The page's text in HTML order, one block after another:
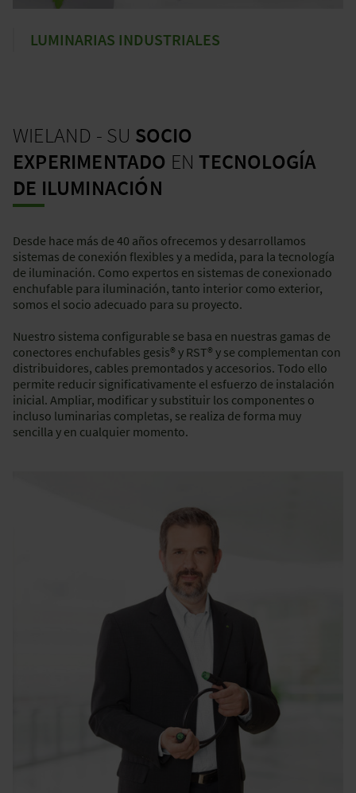
LUMINARIAS INDUSTRIALES
WIELAND - SU SOCIO
EXPERIMENTADO EN TECNOLOGÍA
DE ILUMINACIÓN
Desde hace más de 40 años ofrecemos y desarrollamos
sistemas de conexión flexibles y a medida, para la tecnología
de iluminación. Como expertos en sistemas de conexionado
enchufable para iluminación, tanto interior como exterior,
somos el socio adecuado para su proyecto.
Nuestro sistema configurable se basa en nuestras gamas de
conectores enchufables gesis® y RST® y se complementan con
distribuidores, cables premontados y accesorios. Todo ello
permite reducir significativamente el esfuerzo de instalación
inicial. Ampliar, modificar y substituir los componentes o
incluso luminarias completas, se realiza de forma muy
sencilla y en cualquier momento.